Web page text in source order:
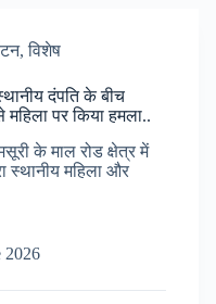
,विशेष
दंपति के बीच
पर किया हमला..
के माल रोड क्षेत्र में
स्थानीय महिला और
2026